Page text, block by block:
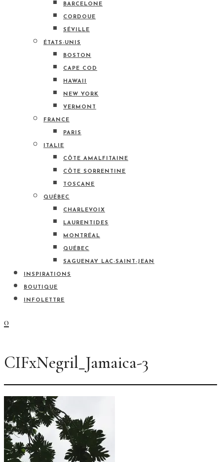
BARCELONE
CORDOUE
SÉVILLE
ÉTATS-UNIS
BOSTON
CAPE COD
HAWAII
NEW YORK
VERMONT
FRANCE
PARIS
ITALIE
CÔTE AMALFITAINE
CÔTE SORRENTINE
TOSCANE
QUÉBEC
CHARLEVOIX
LAURENTIDES
MONTRÉAL
QUÉBEC
SAGUENAY LAC-SAINT-JEAN
INSPIRATIONS
BOUTIQUE
INFOLETTRE
0
CIFxNegril_Jamaica-3